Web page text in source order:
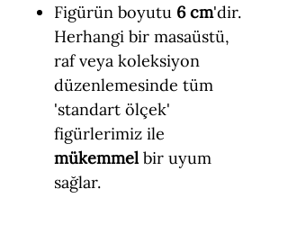
Figürün boyutu 6 cm'dir.
Herhangi bir masaüstü,
raf veya koleksiyon
düzenlemesinde tüm
'standart ölçek'
figürlerimiz ile
mükemmel bir uyum
sağlar.